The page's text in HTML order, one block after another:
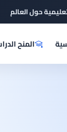
حول العالم
المنح